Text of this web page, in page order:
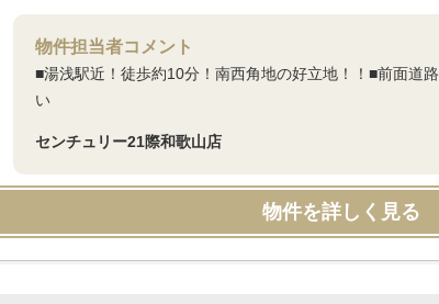
物件担当者コメント
■湯浅駅近！徒歩約10分！南西角地の好立地！！■前面道
い
センチュリー21際和歌山店
物件を詳しく見る